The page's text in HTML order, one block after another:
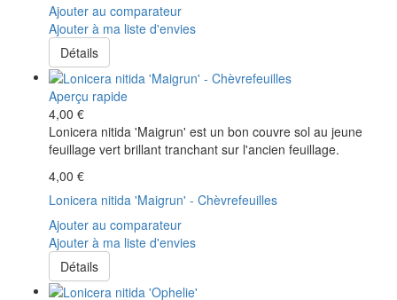
Ajouter au comparateur
Ajouter à ma liste d'envies
Détails
Aperçu rapide
4,00 €
Lonicera nitida 'Maigrun' est un bon couvre sol au jeune
feuillage vert brillant tranchant sur l'ancien feuillage.
4,00 €
Lonicera nitida 'Maigrun' - Chèvrefeuilles
Ajouter au comparateur
Ajouter à ma liste d'envies
Détails